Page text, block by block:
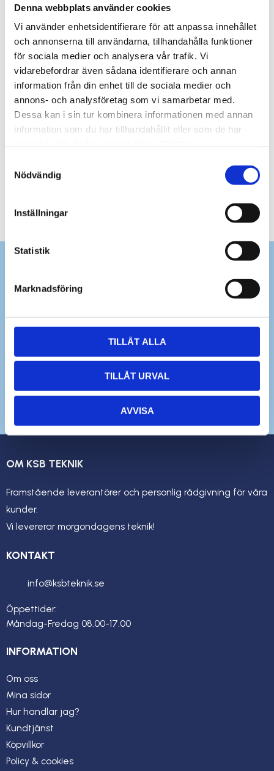
Denna webbplats använder cookies
Vi använder enhetsidentifierare för att anpassa innehållet
och annonserna till användarna, tillhandahålla funktioner
för sociala medier och analysera vår trafik. Vi
vidarebefordrar även sådana identifierare och annan
information från din enhet till de sociala medier och
annons- och analysföretag som vi samarbetar med.
Dessa kan i sin tur kombinera informationen med annan
information som du har tillhandahållit eller som de har
Nödvändig
Inställningar
Statistik
Marknadsföring
TILLÅT ALLA
TILLÅT URVAL
AVVISA
Rund Interiörbelysning
med switch
Rund Interiörbelysning med
switch
4000031
Lägg till i favoriter
Info
Dina personuppgifter behandlas i enlighet med vår
OM KSB TEKNIK
Framstående leverantörer och personlig rådgivning för våra
kunder.
Vi levererar morgondagens teknik!
KONTAKT
info@ksbteknik.se
Öppettider:
Måndag-Fredag 08.00-17.00
INFORMATION
Om oss
Mina sidor
Hur handlar jag?
Kundtjänst
Köpvillkor
Policy & cookies